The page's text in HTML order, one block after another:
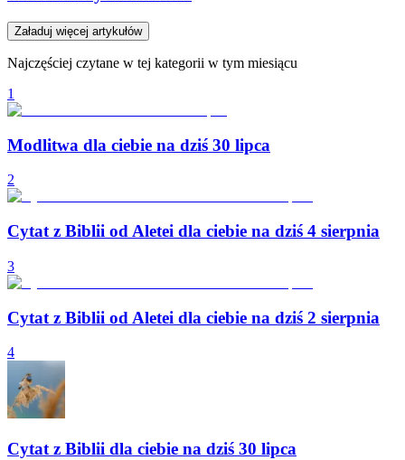
Załaduj więcej artykułów
Najczęściej czytane w tej kategorii w tym miesiącu
1
Modlitwa dla ciebie na dziś 30 lipca
2
Cytat z Biblii od Aletei dla ciebie na dziś 4 sierpnia
3
Cytat z Biblii od Aletei dla ciebie na dziś 2 sierpnia
4
Cytat z Biblii dla ciebie na dziś 30 lipca